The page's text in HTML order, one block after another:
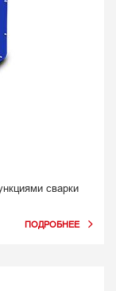
сварки